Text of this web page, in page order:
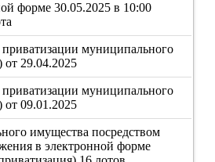
форме 30.05.2025 в 10:00
муниципального
29.04.2025
муниципального
09.01.2025
имущества посредством
в электронной форме